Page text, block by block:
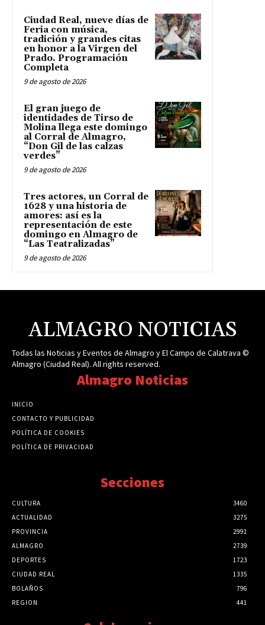
Ciudad Real, nueve días de
Feria con música,
tradición y grandes citas
en honor a la Virgen del
Prado. Programación
Completa
9 de agosto de 2026
El gran juego de
identidades de Tirso de
Molina llega este domingo
al Corral de Almagro,
“Don Gil de las calzas
verdes”
9 de agosto de 2026
Tres actores, un Corral de
1628 y una historia de
amores: así es la
representación de este
domingo en Almagro de
“Las Teatralizadas”
9 de agosto de 2026
ALMAGRO NOTICIAS
Todas las Noticias y Eventos de Almagro y El Campo de Calatrava ©
Almagro (Ciudad Real). All rights reserved.
Almagro Noticias
INICIO
CONTACTO Y PUBLICIDAD
POLÍTICA DE COOKIES
POLÍTICA DE PRIVACIDAD
Secciones
CULTURA
3460
ACTUALIDAD
3275
PROVINCIA
2991
ALMAGRO
2739
DEPORTES
1723
CIUDAD REAL
1335
BOLAÑOS
796
REGION
441